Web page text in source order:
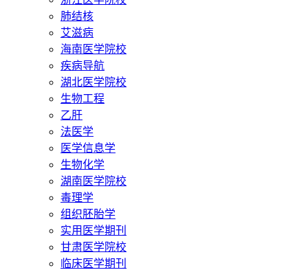
肺结核
艾滋病
海南医学院校
疾病导航
湖北医学院校
生物工程
乙肝
法医学
医学信息学
生物化学
湖南医学院校
毒理学
组织胚胎学
实用医学期刊
甘肃医学院校
临床医学期刊